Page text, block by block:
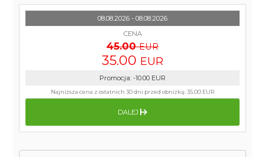
08.08.2026 - 08.08.2026
CENA
45.00 EUR
35.00 EUR
Promocja: -10.00 EUR
Najniższa cena z ostatnich 30 dni przed obniżką:35.00 EUR
DALEJ